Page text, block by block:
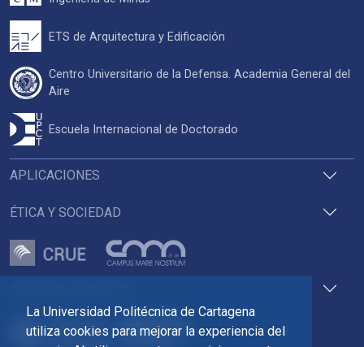
La Universidad Politécnica de Cartagena
utiliza cookies para mejorar la experiencia del
APLICACIONES
ÉTICA Y SOCIEDAD
ETS de Arquitectura y Edificación
Centro Universitario de la Defensa. Academia General del
Aire
Escuela Internacional de Doctorado